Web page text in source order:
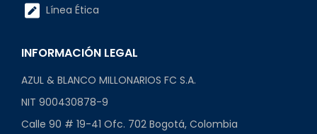
Línea Ética
INFORMACIÓN LEGAL
AZUL & BLANCO MILLONARIOS FC S.A.
NIT 900430878-9
Calle 90 # 19-41 Ofc. 702 Bogotá, Colombia